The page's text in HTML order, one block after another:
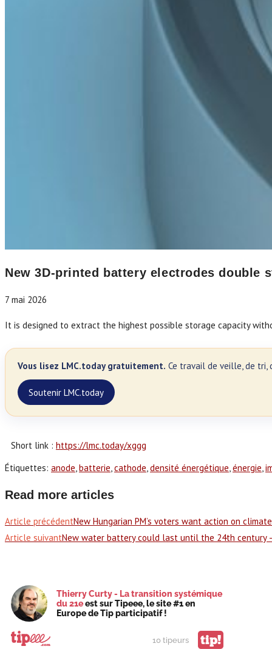
New 3D-printed battery electrodes double
7 mai 2026
It is designed to extract the highest possible storage capacity
Vous lisez LMC.today gratuitement. Ce travail de veille, de tri,
Soutenir LMC.today
Short link : https://lmc.today/xggg
Étiquettes: anode, batterie, cathode, densité énergétique, énergie,
Read more articles
Article précédentNew Hungarian PM’s voters want action on
Article suivantNew water battery could last until the 24th century
Thierry Curty - La transition systémique
du 21eest sur Tipeee, le site #1 en
Europe de Tip participatif !
10 tipeurs tip!